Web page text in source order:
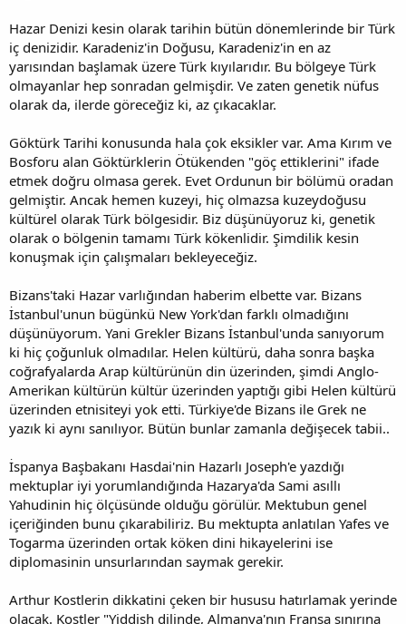
Hazar Denizi kesin olarak tarihin bütün dönemlerinde bir Türk
iç denizidir. Karadeniz'in Doğusu, Karadeniz'in en az
yarısından başlamak üzere Türk kıyılarıdır. Bu bölgeye Türk
olmayanlar hep sonradan gelmişdir. Ve zaten genetik nüfus
olarak da, ilerde göreceğiz ki, az çıkacaklar.
Göktürk Tarihi konusunda hala çok eksikler var. Ama Kırım ve
Bosforu alan Göktürklerin Ötükenden "göç ettiklerini" ifade
etmek doğru olmasa gerek. Evet Ordunun bir bölümü oradan
gelmiştir. Ancak hemen kuzeyi, hiç olmazsa kuzeydoğusu
kültürel olarak Türk bölgesidir. Biz düşünüyoruz ki, genetik
olarak o bölgenin tamamı Türk kökenlidir. Şimdilik kesin
konuşmak için çalışmaları bekleyeceğiz.
Bizans'taki Hazar varlığından haberim elbette var. Bizans
İstanbul'unun bügünkü New York'dan farklı olmadığını
düşünüyorum. Yani Grekler Bizans İstanbul'unda sanıyorum
ki hiç çoğunluk olmadılar. Helen kültürü, daha sonra başka
coğrafyalarda Arap kültürünün din üzerinden, şimdi Anglo-
Amerikan kültürün kültür üzerinden yaptığı gibi Helen kültürü
üzerinden etnisiteyi yok etti. Türkiye'de Bizans ile Grek ne
yazık ki aynı sanılıyor. Bütün bunlar zamanla değişecek tabii..
İspanya Başbakanı Hasdai'nin Hazarlı Joseph'e yazdığı
mektuplar iyi yorumlandığında Hazarya'da Sami asıllı
Yahudinin hiç ölçüsünde olduğu görülür. Mektubun genel
içeriğinden bunu çıkarabiliriz. Bu mektupta anlatılan Yafes ve
Togarma üzerinden ortak köken dini hikayelerini ise
diplomasinin unsurlarından saymak gerekir.
Arthur Kostlerin dikkatini çeken bir hususu hatırlamak yerinde
olacak. Kostler "Yiddish dilinde, Almanya'nın Fransa sınırına